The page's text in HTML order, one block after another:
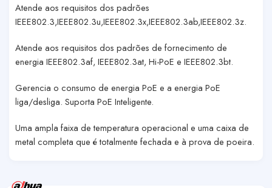
Atende aos requisitos dos padrões
IEEE802.3,IEEE802.3u,IEEE802.3x,IEEE802.3ab,IEEE802.3z.
Atende aos requisitos dos padrões de fornecimento de
energia IEEE802.3af, IEEE802.3at, Hi-PoE e IEEE802.3bt.
Gerencia o consumo de energia PoE e a energia PoE
liga/desliga. Suporta PoE Inteligente.
Uma ampla faixa de temperatura operacional e uma caixa de
metal completa que é totalmente fechada e à prova de poeira.